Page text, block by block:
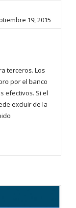
19, 2015
terceros. Los
por el banco
efectivos. Si el
excluir de la